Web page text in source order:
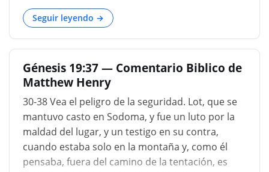
Génesis 19:8 ); y por lo tanto debe pres
en sus personas, les dan nombres, de donde
todos pueden saber que era una familia,
originada en el adulterio y las relaciones
sexuales impuras. La mayor se jacta de haber
obtenido a su hijo de su padre, la otra de que su
hijo nació de una relación cercana. Así, ambos
difundieron su crimen sin vergüenza, mientras
que, por la vergüenza de su crimen, se habían
escondido en escondites eternos. No contento
con la tristeza de su tiempo, propagan su crimen
a otros tiempos. Por lo tanto, no hay duda de
Seguir leyendo →
Génesis 19:37 — Comentario Biblico de
Matthew Henry
30-38 Vea el peligro de la seguridad. Lot, que se
mantuvo casto en Sodoma, y ​​fue un luto por la
maldad del lugar, y un testigo en su contra,
cuando estaba solo en la montaña y, como él
pensaba, fuera del camino de la tentación, es